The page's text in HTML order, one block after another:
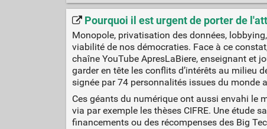
Pourquoi il est urgent de porter de
Monopole, privatisation des données,
viabilité de nos démocraties. Face à ce
chaîne YouTube ApresLaBiere, enseignant et
garder en tête les conflits d’intérêts au milieu
signée par 74 personnalités issues du monde
Ces géants du numérique ont aussi envahi le
via par exemple les thèses CIFRE. Une étude
financements ou des récompenses des Big